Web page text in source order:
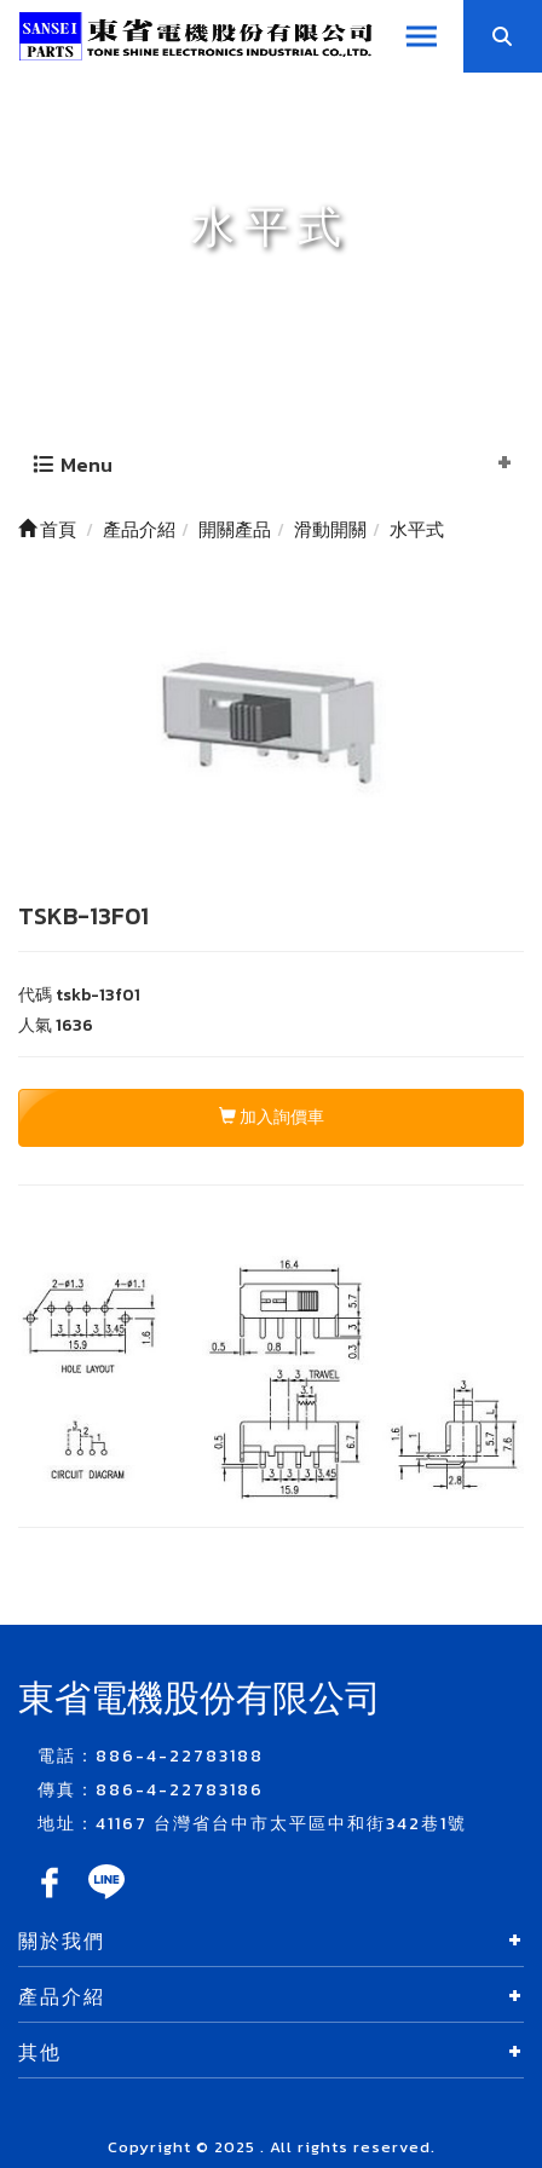
水平式
Menu
首頁 產品介紹 開關產品 滑動開關 水平式
TSKB-13F01
代碼tskb-13f01
人氣1636
加入詢價車
東省電機股份有限公司
電話：886-4-22783188
傳真：886-4-22783186
地址：41167 台灣省台中市太平區中和街342巷1號
關於我們
產品介紹
其他
Copyright © 2025 . All rights reserved.